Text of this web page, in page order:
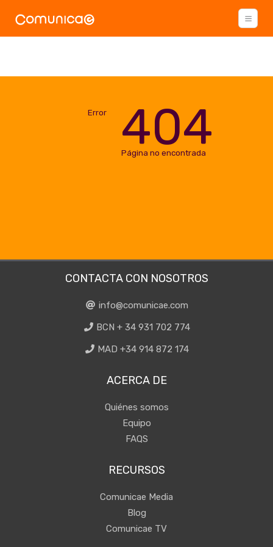
Error 404
Página no encontrada
CONTACTA CON NOSOTROS
info@comunicae.com
BCN + 34 931 702 774
MAD +34 914 872 174
ACERCA DE
Quiénes somos
Equipo
FAQS
RECURSOS
Comunicae Media
Blog
Comunicae TV